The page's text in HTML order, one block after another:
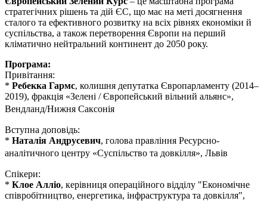
стратегічних рішень та дій ЄС, що має на меті досягнення
сталого та ефективного розвитку на всіх рівнях економіки й
суспільства, а також перетворення Європи на перший
кліматично нейтральний континент до 2050 року.
Програма:
Привітання:
* Ребекка Гармс, колишня депутатка Європарламенту (2014–
2019), фракція «Зелені / Європейський вільний альянс»,
Вендланд/Нижня Саксонія
Вступна доповідь:
* Наталія Андрусевич, голова правління Ресурсно-
аналітичного центру «Суспільство та довкілля», Львів
Спікери:
* Клое Алліо, керівниця операційного відділу "Економічне
співробітництво, енергетика, інфраструктура та довкілля",